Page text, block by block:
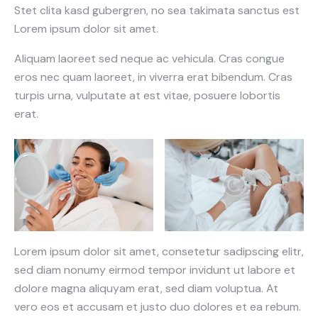
Stet clita kasd gubergren, no sea takimata sanctus est
Lorem ipsum dolor sit amet.
Aliquam laoreet sed neque ac vehicula. Cras congue
eros nec quam laoreet, in viverra erat bibendum. Cras
turpis urna, vulputate at est vitae, posuere lobortis
erat.
Lorem ipsum dolor sit amet, consetetur sadipscing elitr,
sed diam nonumy eirmod tempor invidunt ut labore et
dolore magna aliquyam erat, sed diam voluptua. At
vero eos et accusam et justo duo dolores et ea rebum.